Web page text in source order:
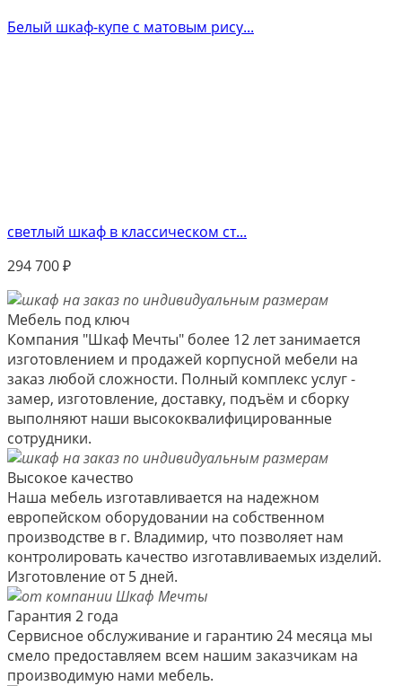
Белый шкаф-купе с матовым рису...
светлый шкаф в классическом ст...
294 700₽
Мебель под ключ
Компания "Шкаф Мечты" более 12 лет занимается
изготовлением и продажей корпусной мебели на
заказ любой сложности. Полный комплекс услуг -
замер, изготовление, доставку, подъём и сборку
выполняют наши высококвалифицированные
сотрудники.
Высокое качество
Наша мебель изготавливается на надежном
европейском оборудовании на собственном
производстве в г. Владимир, что позволяет нам
контролировать качество изготавливаемых изделий.
Изготовление от 5 дней.
Гарантия 2 года
Сервисное обслуживание и гарантию 24 месяца мы
смело предоставляем всем нашим заказчикам на
производимую нами мебель.